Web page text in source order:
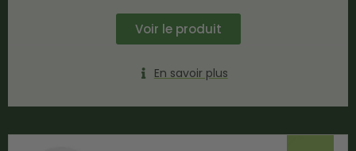
Voir le produit
En savoir plus